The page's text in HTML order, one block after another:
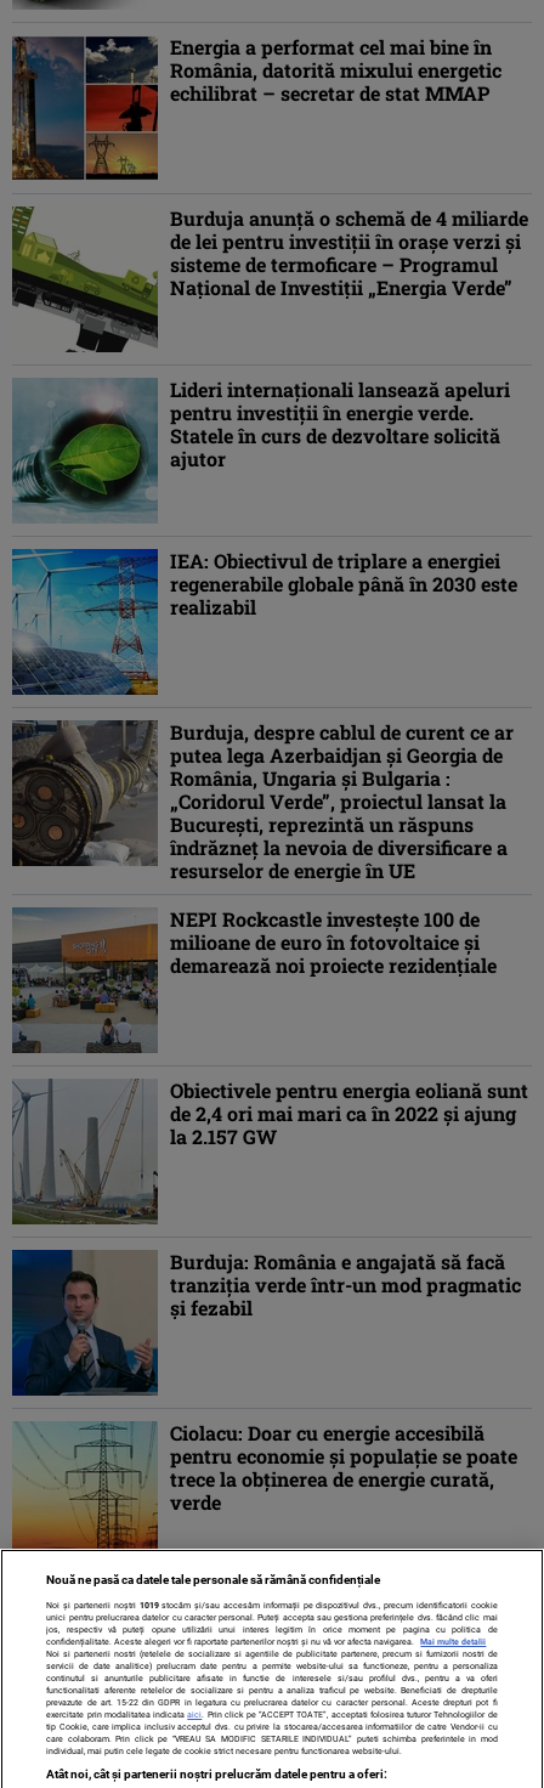
Energia a performat cel mai bine în
România, datorită mixului energetic
echilibrat – secretar de stat MMAP
Burduja anunţă o schemă de 4 miliarde
de lei pentru investiții în orașe verzi și
sisteme de termoficare – Programul
Naţional de Investiţii „Energia Verde”
Lideri internaţionali lansează apeluri
pentru investiţii în energie verde.
Statele în curs de dezvoltare solicită
ajutor
IEA: Obiectivul de triplare a energiei
regenerabile globale până în 2030 este
realizabil
Burduja, despre cablul de curent ce ar
putea lega Azerbaidjan şi Georgia de
România, Ungaria şi Bulgaria :
„Coridorul Verde”, proiectul lansat la
Bucureşti, reprezintă un răspuns
îndrăzneţ la nevoia de diversificare a
resurselor de energie în UE
NEPI Rockcastle investește 100 de
milioane de euro în fotovoltaice și
demarează noi proiecte rezidențiale
Obiectivele pentru energia eoliană sunt
de 2,4 ori mai mari ca în 2022 şi ajung
la 2.157 GW
Burduja: România e angajată să facă
tranziţia verde într-un mod pragmatic
şi fezabil
Ciolacu: Doar cu energie accesibilă
pentru economie şi populaţie se poate
trece la obţinerea de energie curată,
verde
1 2 3 4 5 ... » ULTIMA »
Nouă ne pasă ca datele tale personale să rămână confidențiale
Noi și partenerii noștri 1019stocăm și/sau accesăm informații pe dispozitivul dvs., precum identificatorii cookie
unici pentru prelucrarea datelor cu caracter personal. Puteți accepta sau gestiona preferințele dvs. făcând clic mai
jos, respectiv vă puteți opune utilizării unui interes legitim în orice moment pe pagina cu politica de
confidențialitate. Aceste alegeri vor fi raportate partenerilor noștri și nu vă vor afecta navigarea.
Mai multe detalii
Noi si partenerii nostri (retelele de socializare si agentiile de publicitate partenere, precum si furnizorii nostri de
servicii de date analitice) prelucram date pentru a permite website-ului sa functioneze, pentru a personaliza
continutul si anunturile publicitare afisate in functie de interesele si/sau profilul dvs., pentru a va oferi
functionalitati aferente retelelor de socializare si pentru a analiza traficul pe website. Beneficiati de drepturile
prevazute de art. 15-22 din GDPR in legatura cu prelucrarea datelor cu caracter personal. Aceste drepturi pot fi
exercitate prin modalitatea indicataaici . Prin click pe “ACCEPT TOATE”, acceptati folosirea tuturor Tehnologiilor de
tip Cookie, care implica inclusiv acceptul dvs. cu privire la stocarea/accesarea informatiilor de catre Vendor-ii cu
care colaboram. Prin click pe “VREAU SA MODIFIC SETARILE INDIVIDUAL” puteti schimba preferintele in mod
individual, mai putin cele legate de cookie strict necesare pentru functionarea website-ului.
Atât noi, cât și partenerii noștri prelucrăm datele pentru a oferi: